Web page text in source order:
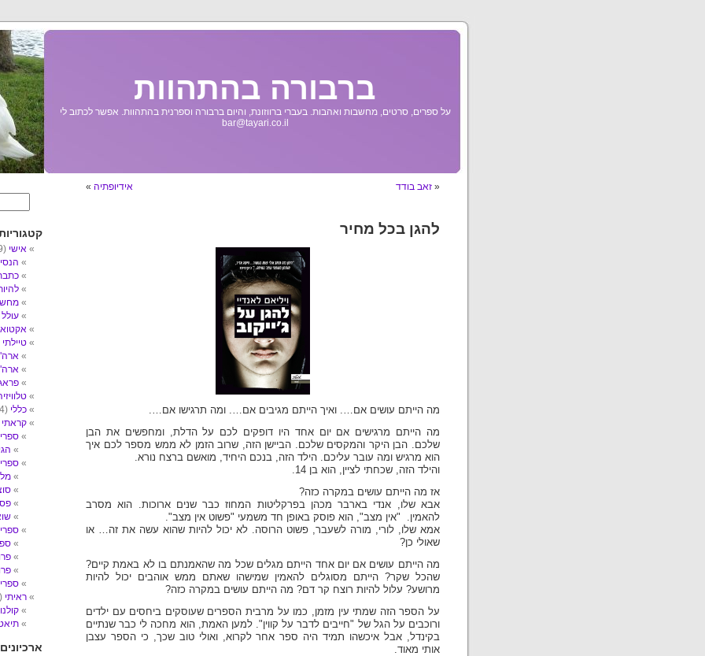
ברבורה בהתהוות
על ספרים, סרטים, מחשבות ואהבות. בעברי ברווזונת, והיום ברבורה וספרנית בהתהוות. אפשר לכתוב לי
bar@tayari.co.il
« זאב בודד אידיופתיה »
להגן בכל מחיר
מה הייתם עושים אם…. ואיך הייתם מגיבים אם…. ומה תרגישו אם….
מה הייתם מרגישים אם יום אחד היו דופקים לכם על הדלת, ומחפשים את הבן
שלכם. הבן היקר והמקסים שלכם. הביישן הזה, שרוב הזמן לא ממש מספר לכם איך
הוא מרגיש ומה עובר עליכם. הילד הזה, בנכם היחיד, מואשם ברצח נורא.
והילד הזה, שכחתי לציין, הוא בן 14.
אז מה הייתם עושים במקרה כזה?
אבא שלו, אנדי בארבר מכהן בפרקליטות המחוז כבר שנים ארוכות. הוא מסרב
להאמין. "אין מצב", הוא פוסק באופן חד משמעי "פשוט אין מצב".
אמא שלו, לורי, מורה לשעבר, פשוט הרוסה. לא יכול להיות שהוא עשה את זה… או
שאולי כן?
מה הייתם עושים אם יום אחד הייתם מגלים שכל מה שהאמנתם בו לא באמת קיים?
שהכל שקר? הייתם מסוגלים להאמין שמישהו שאתם ממש אוהבים יכול להיות
מרושע? עלול להיות רוצח קר דם? מה הייתם עושים במקרה כזה?
על הספר הזה שמתי עין מזמן, כמו על מרבית הספרים שעוסקים ביחסים עם ילדים
ורוכבים על הגל של "חייבים לדבר על קווין". למען האמת, הוא מחכה לי כבר שנתיים
בקינדל, אבל איכשהו תמיד היה ספר אחר לקרוא, ואולי טוב שכך, כי הספר עצבן
אותי מאוד.
אישי (89)
עולל
טיילתי
ארה"ב-
כללי (4)
קראתי
ספרי
ספרי
ראיתי (14)
ארכיונים